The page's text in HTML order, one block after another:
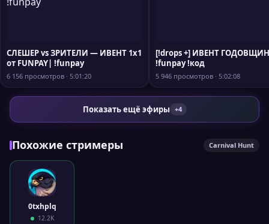
СЛЕШЕР vs ЗРИТЕЛИ — ИВЕНТ 1х1
от FUNPAY| !funpay
6 156 просмотров · 5:01:20
[!drops +] ИВЕНТ
!funpay !код
5 946 просмотров · 5:02:08
Показать ещё эфиры +4
Похожие стримеры Carnival Hunt
0txhplq
12.2K